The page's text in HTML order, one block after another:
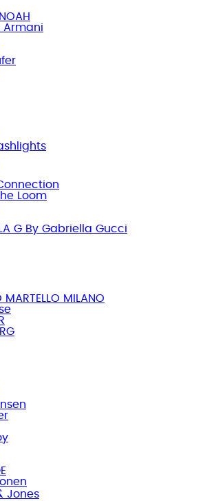
Armani
Loom
G By Gabriella Gucci
MARTELLO MILANO
Jones